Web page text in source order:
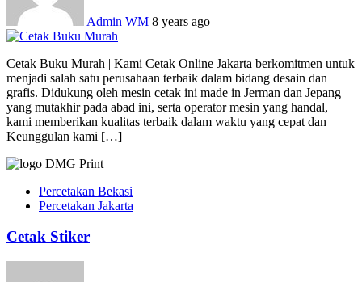
Admin WM 8 years ago
Cetak Buku Murah | Kami Cetak Online Jakarta berkomitmen untuk
menjadi salah satu perusahaan terbaik dalam bidang desain dan
grafis. Didukung oleh mesin cetak ini made in Jerman dan Jepang
yang mutakhir pada abad ini, serta operator mesin yang handal,
kami memberikan kualitas terbaik dalam waktu yang cepat dan
Keunggulan kami […]
Percetakan Bekasi
Percetakan Jakarta
Cetak Stiker